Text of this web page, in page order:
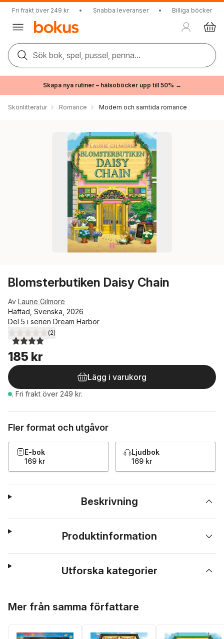
Fri frakt över 249 kr • Snabba leveranser • Billiga böcker
Sök bok, spel, pussel, penna...
Skapa nya rutiner – hälsoböcker upp till 50% →
Skönlitteratur Romance Modern och samtida romance
Blomsterbutiken Daisy Chain
Av Laurie Gilmore
Häftad, Svenska, 2026
Del 5 i serien Dream Harbor
4,0utav 5 stjärnor. Totalt antal röster:
(2)
185 kr
Lägg i varukorg
. Fri frakt över 249 kr.
Fler format och utgåvor
E-bok
169 kr
Ljudbok
169 kr
Beskrivning
Produktinformation
Utforska kategorier
Mer från samma författare